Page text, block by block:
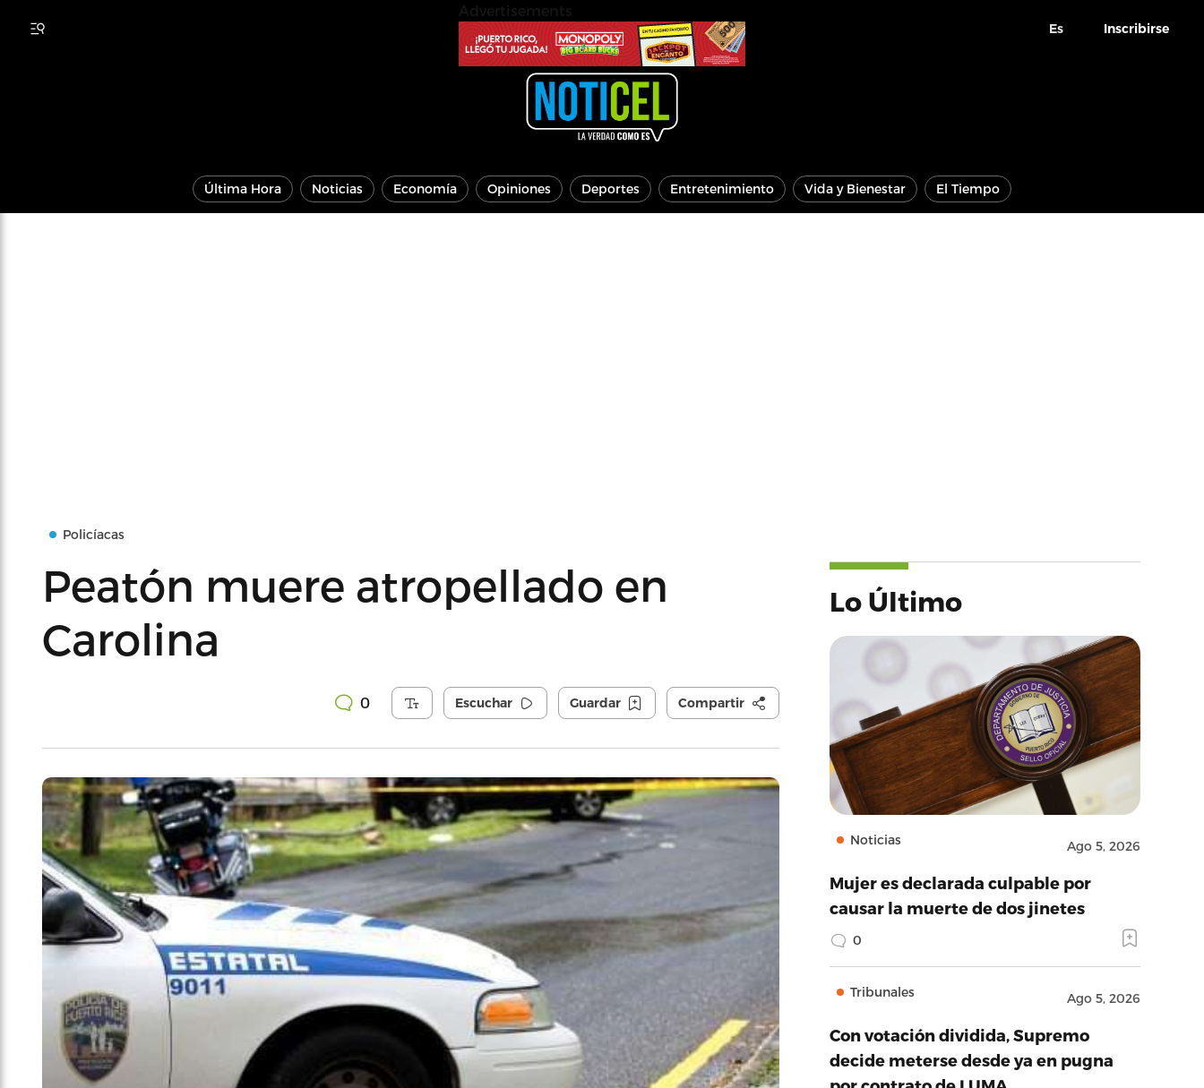
Es Inscribirse
Última Hora Noticias Economía Opiniones Deportes Entretenimiento Vida y Bienestar El Tiempo
Policíacas
Peatón muere atropellado en
Carolina
0 Escuchar Guardar Compartir
Lo Último
Noticias Ago 5, 2026
Mujer es declarada culpable por
causar la muerte de dos jinetes
0
Tribunales Ago 5, 2026
Con votación dividida, Supremo
decide meterse desde ya en pugna